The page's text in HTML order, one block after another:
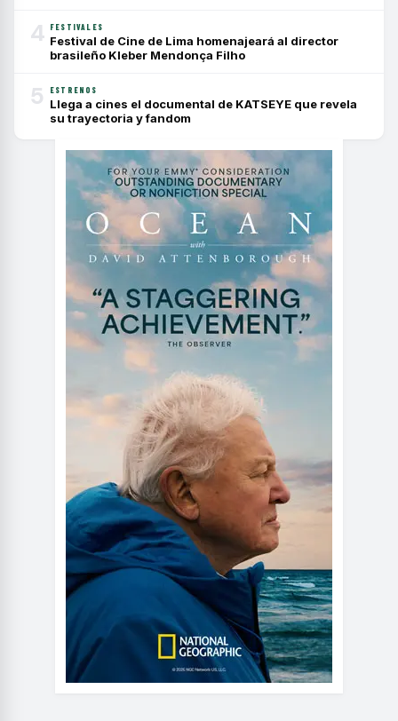
4 FESTIVALES
Festival de Cine de Lima homenajeará al director
brasileño Kleber Mendonça Filho
5 ESTRENOS
Llega a cines el documental de KATSEYE que revela
su trayectoria y fandom